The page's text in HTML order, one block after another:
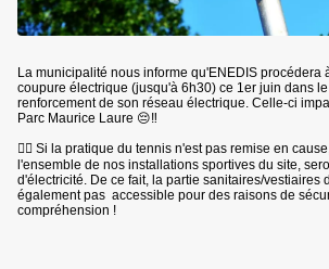
La municipalité nous informe qu'ENEDIS procédera
coupure électrique (jusqu'à 6h30) ce 1er juin dans
renforcement de son réseau électrique. Celle-ci
Parc Maurice Laure 😔‼️
👉🏼 Si la pratique du tennis n'est pas remise en
l'ensemble de nos installations sportives du site,
d'électricité. De ce fait, la partie sanitaires/vestiaires
également pas accessible pour des raisons de
compréhension !